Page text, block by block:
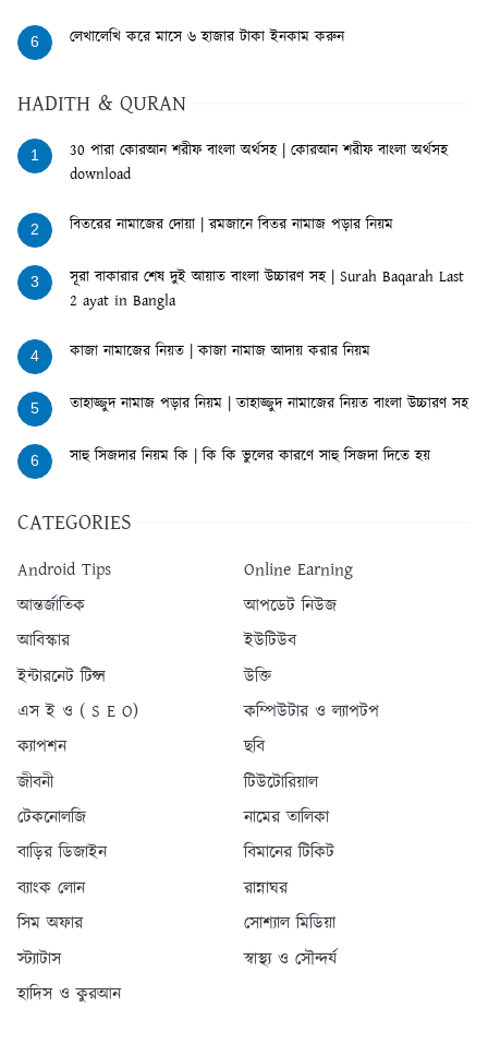
6 লেখালেখি করে মাসে ৬ হাজার টাকা ইনকাম করুন
HADITH & QURAN
1
30 পারা কোরআন শরীফ বাংলা অর্থসহ | কোরআন শরীফ বাংলা অর্থসহ
download
2 বিতরের নামাজের দোয়া | রমজানে বিতর নামাজ পড়ার নিয়ম
3
সূরা বাকারার শেষ দুই আয়াত বাংলা উচ্চারণ সহ | Surah Baqarah Last
2 ayat in Bangla
4 কাজা নামাজের নিয়ত | কাজা নামাজ আদায় করার নিয়ম
5 তাহাজ্জুদ নামাজ পড়ার নিয়ম | তাহাজ্জুদ নামাজের নিয়ত বাংলা উচ্চারণ সহ
6 সাহু সিজদার নিয়ম কি | কি কি ভুলের কারণে সাহু সিজদা দিতে হয়
CATEGORIES
Android Tips
Online Earning
আন্তর্জাতিক
আপডেট নিউজ
আবিস্কার
ইউটিউব
ইন্টারনেট টিপ্স
উক্তি
এস ই ও ( S E O)
কম্পিউটার ও ল্যাপটপ
ক্যাপশন
ছবি
জীবনী
টিউটোরিয়াল
টেকনোলজি
নামের তালিকা
বাড়ির ডিজাইন
বিমানের টিকিট
ব্যাংক লোন
রান্নাঘর
সিম অফার
সোশ্যাল মিডিয়া
স্ট্যাটাস
স্বাস্থ্য ও সৌন্দর্য
হাদিস ও কুরআন